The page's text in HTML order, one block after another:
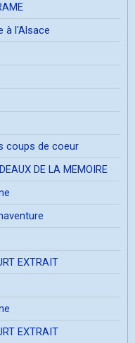
à l'Alsace
coups de coeur
DE LA MEMOIRE
EXTRAIT
EXTRAIT